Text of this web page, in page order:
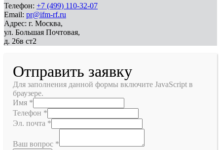
Телефон: +7 (499) 110-32-07
Email: pr@ifm-rf.ru
Адрес: г. Москва,
ул. Большая Почтовая,
д. 26в ст2
Отправить заявку
Для заполнения данной формы включите JavaScript в
браузере.
Имя *
Телефон *
Эл. почта *
Ваш вопрос *